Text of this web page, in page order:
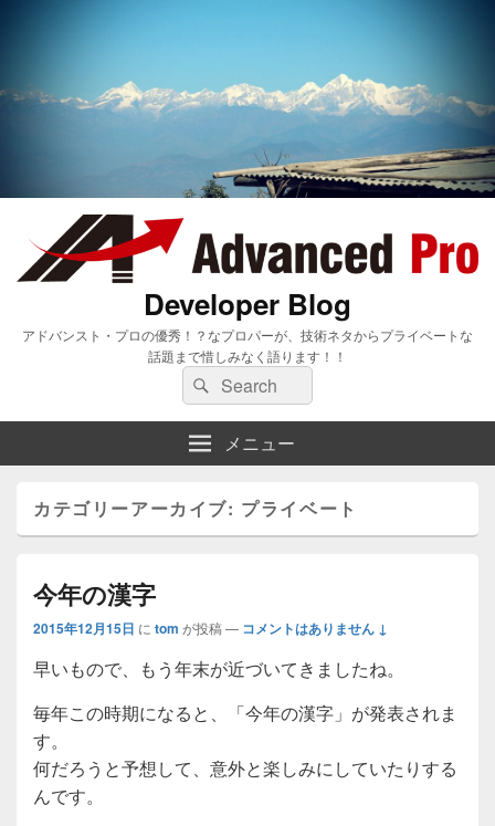
Developer Blog
アドバンスト・プロの優秀！？なプロパーが、技術ネタからプライベートな
話題まで惜しみなく語ります！！
検
索:
検
索
メニュー
カテゴリーアーカイブ: プライベート
今年の漢字
2015年12月15日 に tom が投稿 — コメントはありません ↓
早いもので、もう年末が近づいてきましたね。
毎年この時期になると、「今年の漢字」が発表されま
す。
何だろうと予想して、意外と楽しみにしていたりする
んです。